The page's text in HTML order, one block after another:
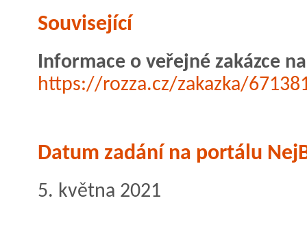
Související
Informace o veřejné zakázce
https://rozza.cz/zakazka/
Datum zadání na portálu
5. května 2021